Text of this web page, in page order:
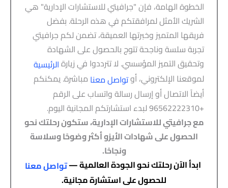
الخطوة الهامة، فإن "جرافيتي للاستشارات الإدارية" هي
الشريك الأمثل لمرافقتكم في هذه الرحلة. بفضل
فريقها المتميز وخبرتها العميقة، تضمن لكم جرافيتي
تجربة سلسة وناجحة تتوج بالحصول على الشهادة
وتحقيق التميز المؤسسي. لا تترددوا في زيارةالرئيسية
لموقعنا الإلكتروني، أوتواصل معنا مباشرة. يمكنكم
أيضاً الاتصال أو إرسال رسالة واتساب على الرقم
+96562222310 لبدء استشارتكم المجانية اليوم.
مع جرافيتي للاستشارات الإدارية، ستكون رحلتك نحو
الحصول على شهادات الأيزو أكثر وضوحًا وسلاسة
ونجاحًا.
ابدأ الآن رحلتك نحو الجودة العالمية —تواصل معنا
للحصول على استشارة مجانية.